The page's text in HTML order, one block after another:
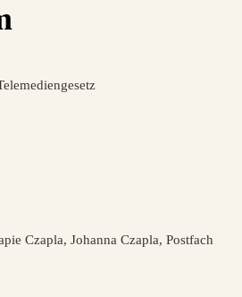
Czapla, Johanna Czapla, Postfach